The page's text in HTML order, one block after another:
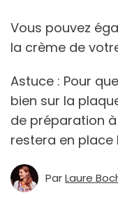
Vous pouvez
la crème de
Astuce : Pour
bien sur la
de préparation à
restera en place
ParLaure